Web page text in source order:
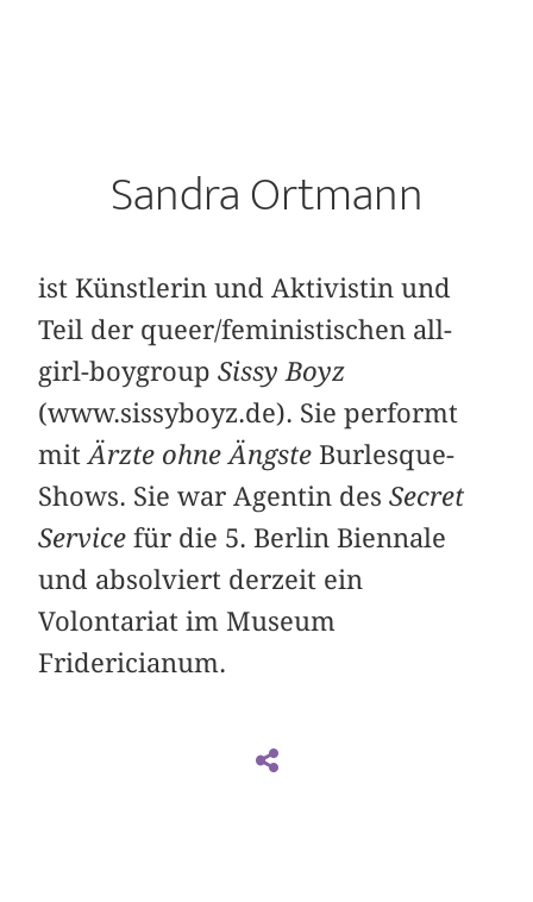
Sandra Ortmann
ist Künstlerin und Aktivistin und
Teil der queer/feministischen all-
girl-boygroupSissy Boyz
(www.sissyboyz.de). Sie performt
mitÄrzte ohne Ängste Burlesque-
Shows. Sie war Agentin desSecret
Service für die 5. Berlin Biennale
und absolviert derzeit ein
Volontariat im Museum
Fridericianum.